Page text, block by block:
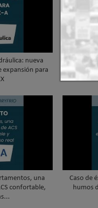
nueva
expansión para
cubierta
una
confortable,
Caso de
humos